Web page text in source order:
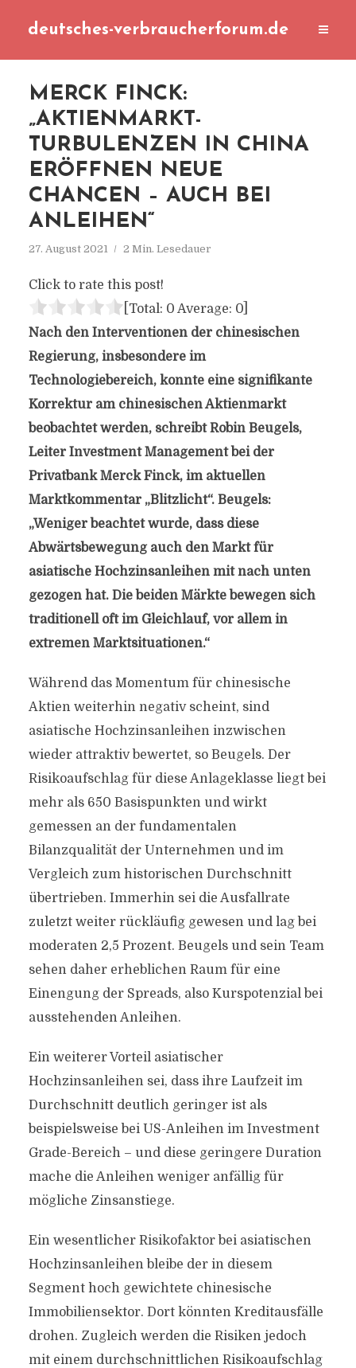
deutsches-verbraucherforum.de
MERCK FINCK:
„AKTIENMARKT-
TURBULENZEN IN CHINA
ERÖFFNEN NEUE
CHANCEN – AUCH BEI
ANLEIHEN“
27. August 2021 2 Min. Lesedauer
Click to rate this post!
[Total: 0 Average: 0]
Nach den Interventionen der chinesischen
Regierung, insbesondere im
Technologiebereich, konnte eine signifikante
Korrektur am chinesischen Aktienmarkt
beobachtet werden, schreibt Robin Beugels,
Leiter Investment Management bei der
Privatbank Merck Finck, im aktuellen
Marktkommentar „Blitzlicht“. Beugels:
„Weniger beachtet wurde, dass diese
Abwärtsbewegung auch den Markt für
asiatische Hochzinsanleihen mit nach unten
gezogen hat. Die beiden Märkte bewegen sich
traditionell oft im Gleichlauf, vor allem in
extremen Marktsituationen.“
Während das Momentum für chinesische
Aktien weiterhin negativ scheint, sind
asiatische Hochzinsanleihen inzwischen
wieder attraktiv bewertet, so Beugels. Der
Risikoaufschlag für diese Anlageklasse liegt bei
mehr als 650 Basispunkten und wirkt
gemessen an der fundamentalen
Bilanzqualität der Unternehmen und im
Vergleich zum historischen Durchschnitt
übertrieben. Immerhin sei die Ausfallrate
zuletzt weiter rückläufig gewesen und lag bei
moderaten 2,5 Prozent. Beugels und sein Team
sehen daher erheblichen Raum für eine
Einengung der Spreads, also Kurspotenzial bei
ausstehenden Anleihen.
Ein weiterer Vorteil asiatischer
Hochzinsanleihen sei, dass ihre Laufzeit im
Durchschnitt deutlich geringer ist als
beispielsweise bei US-Anleihen im Investment
Grade-Bereich – und diese geringere Duration
mache die Anleihen weniger anfällig für
mögliche Zinsanstiege.
Ein wesentlicher Risikofaktor bei asiatischen
Hochzinsanleihen bleibe der in diesem
Segment hoch gewichtete chinesische
Immobiliensektor. Dort könnten Kreditausfälle
drohen. Zugleich werden die Risiken jedoch
mit einem durchschnittlichen Risikoaufschlag